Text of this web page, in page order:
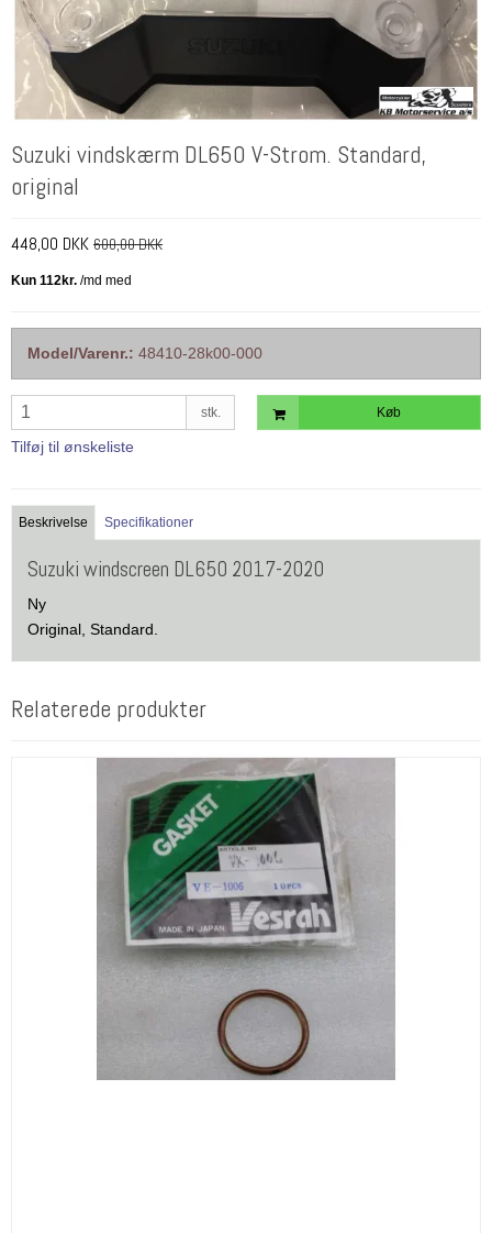
Suzuki vindskærm DL650 V-Strom. Standard,
original
448,00 DKK 600,00 DKK
Model/Varenr.: 48410-28k00-000
stk. Køb
Tilføj til ønskeliste
Beskrivelse Specifikationer
Suzuki windscreen DL650 2017-2020
Ny
Original, Standard.
Relaterede produkter